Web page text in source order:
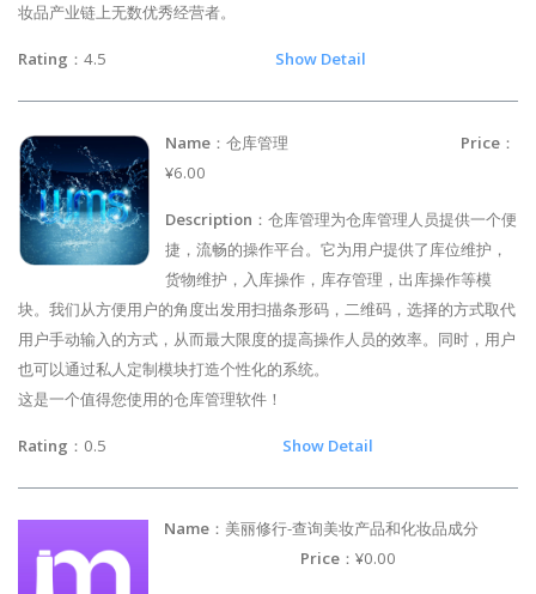
妆品产业链上无数优秀经营者。
Rating ：4.5 Show Detail
Name ：仓库管理 Price ：
¥6.00
Description ：仓库管理为仓库管理人员提供一个便
捷，流畅的操作平台。它为用户提供了库位维护，
货物维护，入库操作，库存管理，出库操作等模
块。我们从方便用户的角度出发用扫描条形码，二维码，选择的方式取代
用户手动输入的方式，从而最大限度的提高操作人员的效率。同时，用户
也可以通过私人定制模块打造个性化的系统。
这是一个值得您使用的仓库管理软件！
Rating ：0.5 Show Detail
Name ：美丽修行-查询美妆产品和化妆品成分
Price ：¥0.00